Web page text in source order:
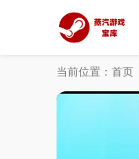
当前位置： 首页
50%